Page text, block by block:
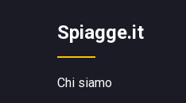
Spiagge.it
Chi siamo